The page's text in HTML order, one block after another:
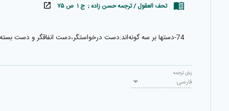
تحف العقول / ترجمه حسن زاده ; ج ۱ ص ۷۵
74-دستها بر سه گونه‌اند:دست درخواستگر،دست انفاقگر و دست بسته؛بهترين دستان،دست انفاقگر است.
فارسی
زبان ترجمه